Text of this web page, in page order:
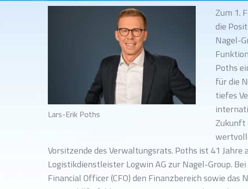
Lars-Erik Poths
Zum 1.
die
Nagel-
Poths
für die
tiefes
Zukunft
Vorsitzende des Verwaltungsrats. Poths ist 41
Logistikdienstleister Logwin AG zur Nagel-Group.
Financial Officer (CFO) den Finanzbereich sowie